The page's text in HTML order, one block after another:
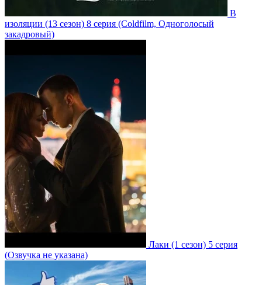
В
изоляции (13 сезон) 8 серия (Coldfilm, Одноголосый
закадровый)
Лаки (1 сезон) 5 серия
(Озвучка не указана)